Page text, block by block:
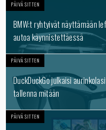
PÄIVÄ SITTEN
BMW:t ryhtyivät näyttämään
autoa käynnistettäessä
PÄIVÄ SITTEN
DuckDuckGo julkaisi
tallenna mitään
PÄIVÄ SITTEN